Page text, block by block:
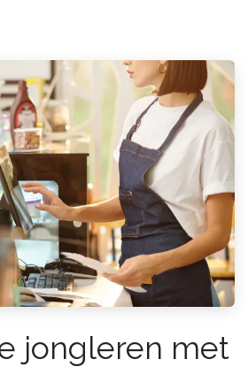
jongleren met